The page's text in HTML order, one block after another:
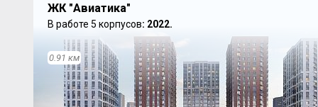
ЖК "Авиатика"
В работе 5 корпусов: 2022.
0.91 км